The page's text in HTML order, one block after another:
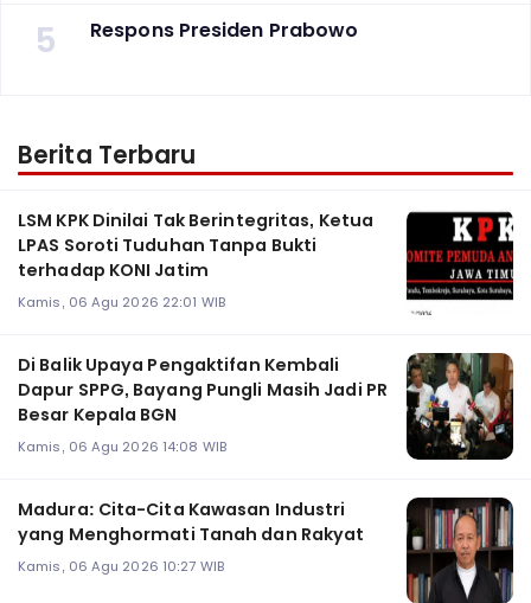
5 Respons Presiden Prabowo
Berita Terbaru
LSM KPK Dinilai Tak Berintegritas, Ketua
LPAS Soroti Tuduhan Tanpa Bukti
terhadap KONI Jatim
Kamis, 06 Agu 2026 22:01 WIB
Di Balik Upaya Pengaktifan Kembali
Dapur SPPG, Bayang Pungli Masih Jadi PR
Besar Kepala BGN
Kamis, 06 Agu 2026 14:08 WIB
Madura: Cita-Cita Kawasan Industri
yang Menghormati Tanah dan Rakyat
Kamis, 06 Agu 2026 10:27 WIB